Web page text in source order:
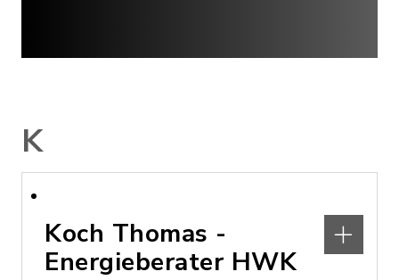
K
Koch Thomas -
Energieberater HWK